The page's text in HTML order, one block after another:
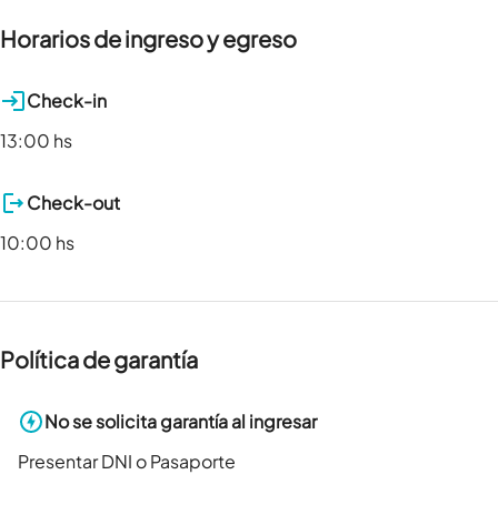
Horarios de ingreso y egreso
Check-in
13:00 hs
Check-out
10:00 hs
Política de garantía
No se solicita garantía al ingresar
Presentar DNI o Pasaporte